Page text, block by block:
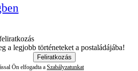
a legjobb történeteket a postaládájába!
Feliratkozás
Ön elfogadta a Szabályzatunkat